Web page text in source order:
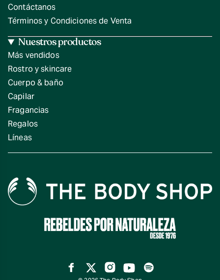
Contáctanos
Términos y Condiciones de Venta
Nuestros productos
Más vendidos
Rostro y skincare
Cuerpo & baño
Capilar
Fragancias
Regalos
Líneas
Facebook
TwitterInstagram
YouTube